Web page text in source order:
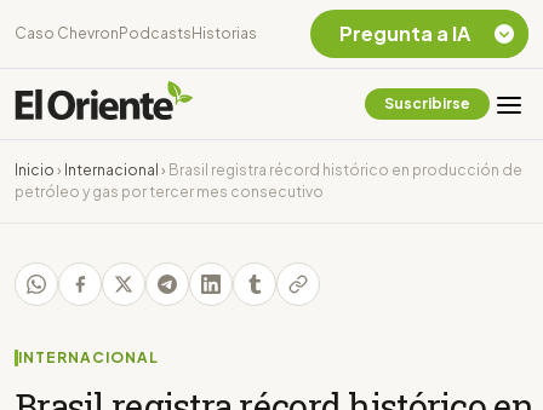
Caso Chevron Podcasts Historias
Suscribirse
Inicio › Internacional › Brasil registra récord histórico en producción de
petróleo y gas por tercer mes consecutivo
INTERNACIONAL
Pregunta a IA
Chevron Ecuador